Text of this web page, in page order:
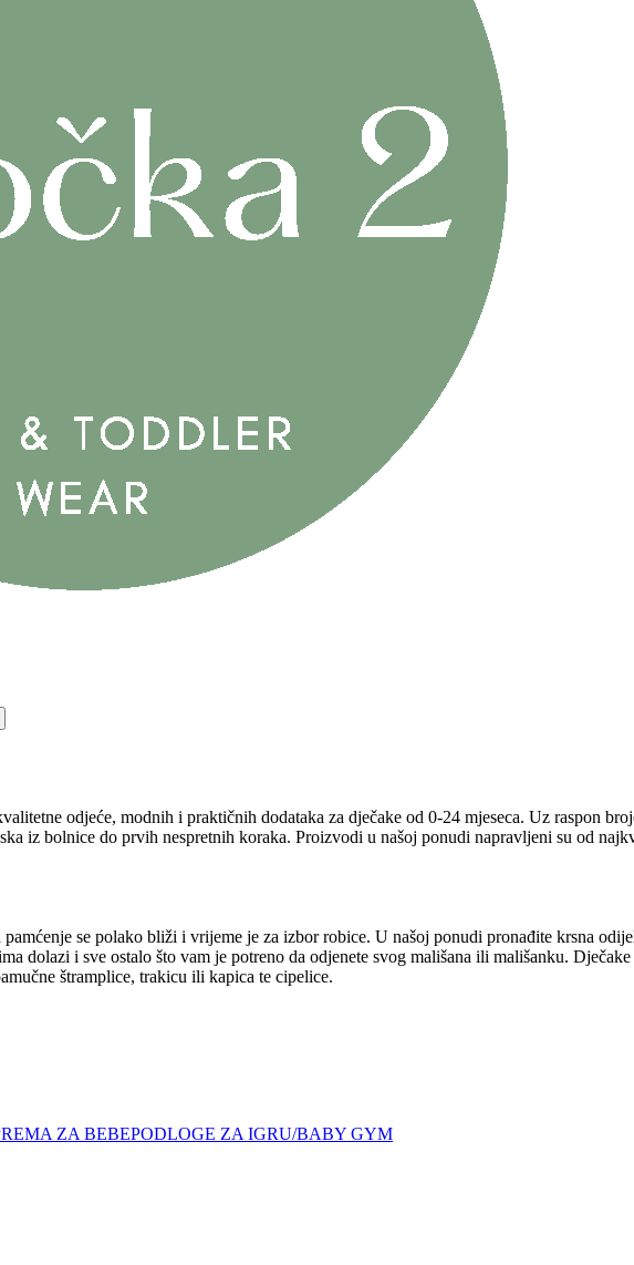
odjeće, modnih i praktičnih dodataka za dječake od 0-24 mjeseca. Uz raspon
iz bolnice do prvih nespretnih koraka. Proizvodi u našoj ponudi napravljeni su od
pamćenje se polako bliži i vrijeme je za izbor robice. U našoj ponudi pronađite krsna
dolazi i sve ostalo što vam je potreno da odjenete svog mališana ili mališanku.
štramplice, trakicu ili kapica te cipelice.
ZA BEBEPODLOGE ZA IGRU/BABY GYM